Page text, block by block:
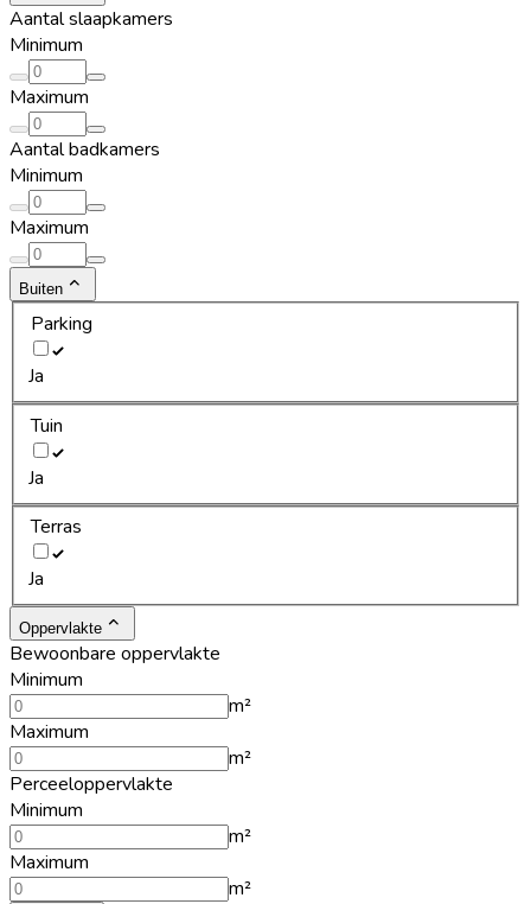
Aantal slaapkamers
Minimum
Maximum
Aantal badkamers
Minimum
Maximum
Buiten
Parking
Ja
Tuin
Ja
Terras
Ja
Oppervlakte
Bewoonbare oppervlakte
Minimum
m²
Maximum
m²
Perceeloppervlakte
Minimum
m²
Maximum
m²